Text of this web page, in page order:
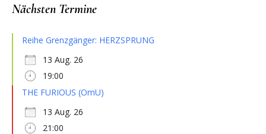
Nächsten Termine
Reihe Grenzgänger: HERZSPRUNG
13 Aug. 26
19:00
THE FURIOUS (OmU)
13 Aug. 26
21:00